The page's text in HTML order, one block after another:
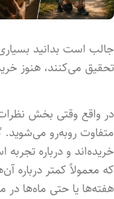
جالب است بدانید بسیاری
تحقیق می‌کنند، هنوز
در واقع وقتی بخش نظرات
متفاوت روبه‌رو
خریده‌اند و درباره
که معمولاً کمتر
هفته‌ها یا حتی ماه‌ها در